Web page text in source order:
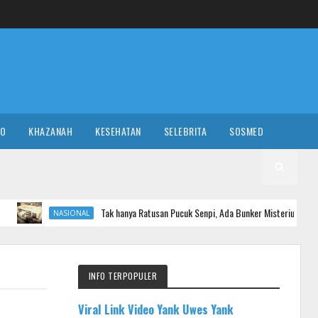
KHAZANAH KESEHATAN SELEBRITA SOSMED
Tak hanya Ratusan Pucuk Senpi, Ada Bunker Misterius di Sekolah Swasta
INFO TERPOPULER
Viral Link Video Yank Uwes Yank